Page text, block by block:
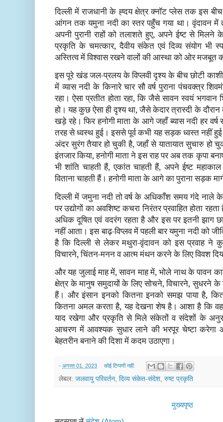
दिल्ली में राजधानी के ह्दय क्षेत्र क्नॉट प्लेस तक इस
आंगन तक यमुना नदी का स्तर पहुँच गया था। वृंदावन
अपनी पुरानी राहों को तलाशते हुए, अपने ईष्ट से
प्रकृति के चमत्कार, दैवीय संकेत एवं दिव्य संयोग भी
अस्तित्व में विश्वास रखने वालों की आस्था को ओर मजबूत
इस पूरे खंड जल-प्रलय के विप्लवी दृश्य के बीच छोटी
में व्यास नदी के किनारे चार सौ वर्ष पुराना पंचवक्त्र
रहा। ऐसा प्रतीत होता रहा, कि जैसे सावन स्वयं
हो। यह कुछ ऐसा ही दृश्य था, जैसे केदार त्रास्दी के
खड़े रहे। फिर हनोगी माता के आगे जहाँ ब्यास नदी हर
तरह से ध्वस्थ हुई। इससे पूर्व कभी यह सड़क ध्वस्त नहीं हुई
अंदर सुरंग तैयार हो चुकी है, जहाँ से यातायात सुचारु हो
इंतजार किया, हनोगी माता ने इस राह पर अब तक कृपा
भी शांति चाहती हैं, एकांत चाहती हैं, अपने ईष्ट
विताना चाहती हैं। हनोगी माता के आगे का पुराना सड़क
दिल्ली में जमुना नदी तो वर्ष के अधिकाँश समय गंदे नाले
पर उद्योगों का अवशिष्ट कचरा निरंतर प्रवाहित होता
अधिक दूषित एवं वदरंग रहता है और इस पर इतनी झाग
नहीं आता। इस बाढ़-विप्लव में पहली बार यमुना नदी को
है कि दिल्ली से लेकर मथुरा-वृंदावन को इस प्रवाह
विचारने, चिंतन-मनन व आत्म मंथन करने के लिए विवश
और यह जुलाई माह में, सावन माह में, भोले नाथ के पावन
क्षेत्र के मानुष समुदायों के लिए सोचने, विचारने, सुधरने
हैं। और इंसान इनको कितना इनको समझ पाया है,
कितना अमल करता है, यह देखना शेष है। आशा है कि
याद रखेगा और प्रकृति से मिले संकेतों व संदेशों के
आचरण में आवश्यक सुधार लाने की भरपूर चेष्टा करेगा
बेहतरीन बनाने की दिशा में कदम उठाएगा।
- अगस्त 01, 2023 कोई टिप्पणी नहीं:
लेबल: जलवायु परिवर्तन, दिव्य संकेत-संदेश, रुष्ट प्रकृति
मुख्यपृष्ठ